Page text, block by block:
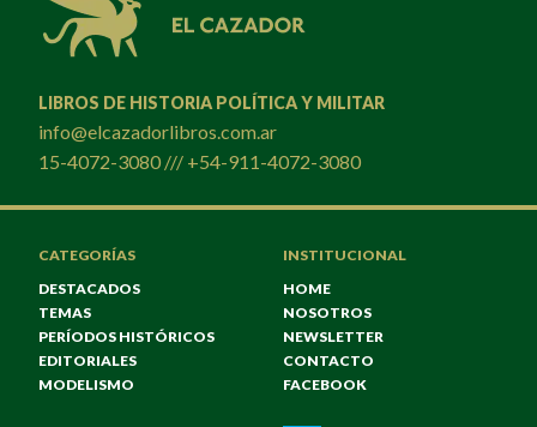
LIBROS DE HISTORIA POLÍTICA Y MILITAR
info@elcazadorlibros.com.ar
15-4072-3080 /// +54-911-4072-3080
CATEGORÍAS
DESTACADOS
TEMAS
PERÍODOS HISTÓRICOS
EDITORIALES
MODELISMO
INSTITUCIONAL
HOME
NOSOTROS
NEWSLETTER
CONTACTO
FACEBOOK